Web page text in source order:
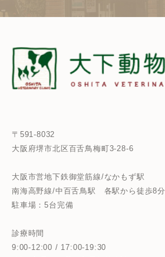
〒591-8032
大阪府堺市北区百舌鳥梅町3-28-6
大阪市営地下鉄御堂筋線/なかもず駅
南海高野線/中百舌鳥駅 各駅から徒歩8分
駐車場：5台完備
診療時間
9:00-12:00 / 17:00-19:30